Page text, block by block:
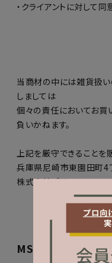
・クライアントに対して
当商材の中には雑貨扱
しましては
個々の責任においてお買
負いかねます。
上記を厳守できることを
兵庫県尼崎市東園田町
株式会社プリアンファ
MSDS(化学物質安